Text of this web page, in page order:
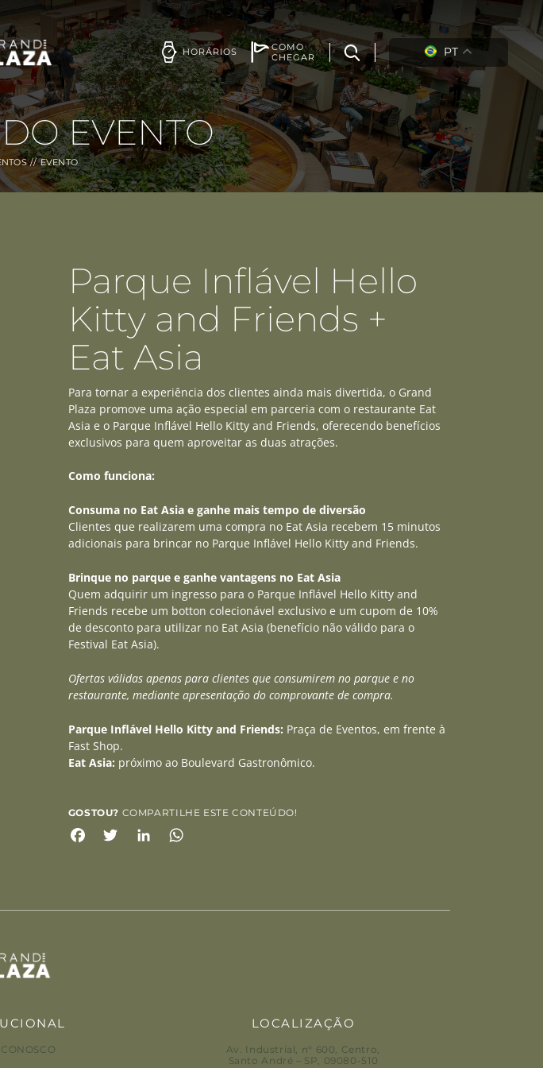
HORÁRIOS
COMO
CHEGAR
PT
EVENTO
EVENTO
Parque Inflável Hello
Kitty and Friends +
Eat Asia
Para tornar a experiência dos clientes ainda mais divertida, o Grand
Plaza promove uma ação especial em parceria com o restaurante Eat
Asia e o Parque Inflável Hello Kitty and Friends, oferecendo benefícios
exclusivos para quem aproveitar as duas atrações.
Como funciona:
Consuma no Eat Asia e ganhe mais tempo de diversão
Clientes que realizarem uma compra no Eat Asia recebem 15 minutos
adicionais para brincar no Parque Inflável Hello Kitty and Friends.
Brinque no parque e ganhe vantagens no Eat Asia
Quem adquirir um ingresso para o Parque Inflável Hello Kitty and
Friends recebe um botton colecionável exclusivo e um cupom de 10%
de desconto para utilizar no Eat Asia (benefício não válido para o
Festival Eat Asia).
Ofertas válidas apenas para clientes que consumirem no parque e no
restaurante, mediante apresentação do comprovante de compra.
Parque Inflável Hello Kitty and Friends: Praça de Eventos, em frente à
Fast Shop.
Eat Asia: próximo ao Boulevard Gastronômico.
GOSTOU? COMPARTILHE ESTE CONTEÚDO!
Facebook
Twitter LinkedIn
LOCALIZAÇÃO
Av. Industrial, n° 600, Centro,
Santo André – SP, 09080-510